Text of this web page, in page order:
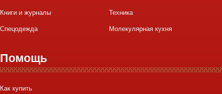
Книги и журналы Техника
Спецодежда Молекулярная кухня
Помощь
Как купить